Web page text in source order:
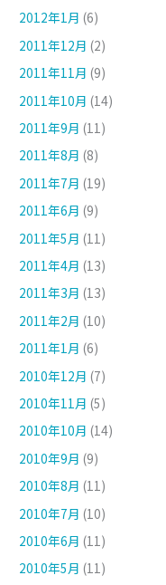
2012年1月 (6)
2011年12月 (2)
2011年11月 (9)
2011年10月 (14)
2011年9月 (11)
2011年8月 (8)
2011年7月 (19)
2011年6月 (9)
2011年5月 (11)
2011年4月 (13)
2011年3月 (13)
2011年2月 (10)
2011年1月 (6)
2010年12月 (7)
2010年11月 (5)
2010年10月 (14)
2010年9月 (9)
2010年8月 (11)
2010年7月 (10)
2010年6月 (11)
2010年5月 (11)